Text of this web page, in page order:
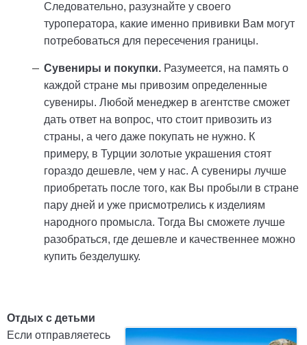
Следовательно, разузнайте у своего
туроператора, какие именно прививки Вам могут
потребоваться для пересечения границы.
Сувениры и покупки. Разумеется, на память о
каждой стране мы привозим определенные
сувениры. Любой менеджер в агентстве сможет
дать ответ на вопрос, что стоит привозить из
страны, а чего даже покупать не нужно. К
примеру, в Турции золотые украшения стоят
гораздо дешевле, чем у нас. А сувениры лучше
приобретать после того, как Вы пробыли в стране
пару дней и уже присмотрелись к изделиям
народного промысла. Тогда Вы сможете лучше
разобраться, где дешевле и качественнее можно
купить безделушку.
Отдых с детьми
Если отправляетесь